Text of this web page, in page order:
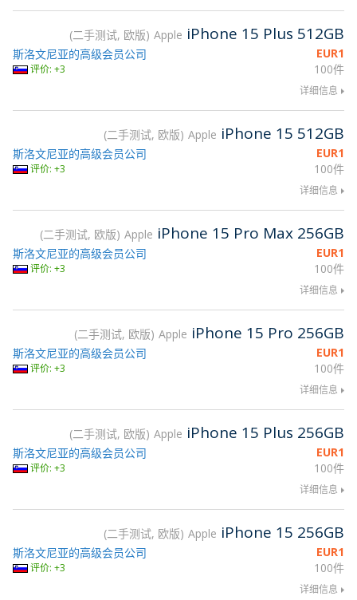
二手测试, 欧版 Apple iPhone 15 Plus 512GB
EUR1
100件
斯洛文尼亚的高级会员公司
评价: +3
详细信息
二手测试, 欧版 Apple iPhone 15 512GB
EUR1
100件
斯洛文尼亚的高级会员公司
评价: +3
详细信息
二手测试, 欧版 Apple iPhone 15 Pro Max 256GB
EUR1
100件
斯洛文尼亚的高级会员公司
评价: +3
详细信息
二手测试, 欧版 Apple iPhone 15 Pro 256GB
EUR1
100件
斯洛文尼亚的高级会员公司
评价: +3
详细信息
二手测试, 欧版 Apple iPhone 15 Plus 256GB
EUR1
100件
斯洛文尼亚的高级会员公司
评价: +3
详细信息
二手测试, 欧版 Apple iPhone 15 256GB
EUR1
100件
斯洛文尼亚的高级会员公司
评价: +3
详细信息